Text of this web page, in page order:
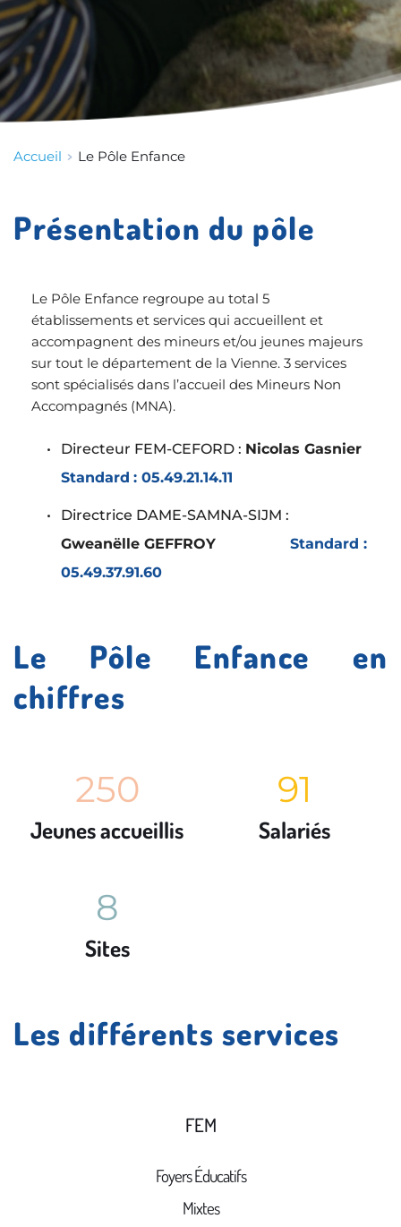
Accueil Le Pôle Enfance
Présentation du pôle
Le Pôle Enfance regroupe au total 5
établissements et services qui accueillent et
accompagnent des mineurs et/ou jeunes majeurs
sur tout le département de la Vienne. 3 services
sont spécialisés dans l’accueil des Mineurs Non
Accompagnés (MNA).
Directeur FEM-CEFORD : Nicolas Gasnier
Standard : 05.49.21.14.11
Gweanëlle GEFFROY
Standard :
05.49.37.91.60
Le Pôle Enfance en
chiffres
250
Jeunes accueillis
91
Salariés
8
Sites
Les différents services
FEM
Foyers Éducatifs
Mixtes